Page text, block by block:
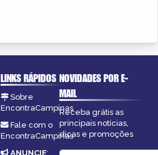
LINKS RÁPIDOS
Sobre
EncontraCampinas
Fale com o
EncontraCampinas
ANUNCIE:
NOVIDADES POR E-
MAIL
Receba grátis as
principais notícias,
dicas e promoções